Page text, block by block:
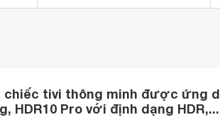
chiếc tivi thông minh được ứng
HDR10 Pro với định dạng